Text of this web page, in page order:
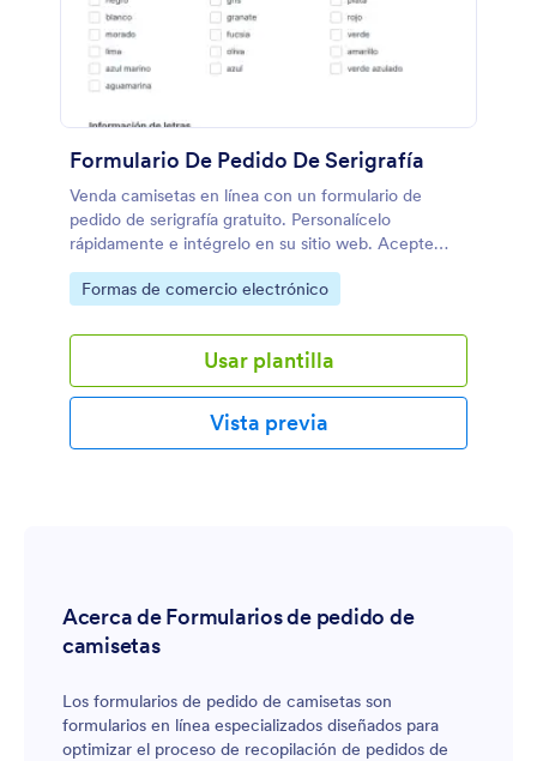
Formulario De Pedido De Serigrafía
Venda camisetas en línea con un formulario de
pedido de serigrafía gratuito. Personalícelo
rápidamente e intégrelo en su sitio web. Acepte
pagos con tarjeta. Sincronícelo con más de 130
aplicaciones.
Go to Category:
Formas de comercio electrónico
Usar plantilla
Vista previa
Acerca de Formularios de pedido de
camisetas
Los formularios de pedido de camisetas son
formularios en línea especializados diseñados para
optimizar el proceso de recopilación de pedidos de